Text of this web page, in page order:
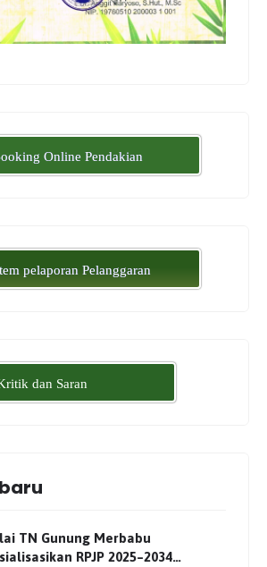
Online Pendakian
pelaporan Pelanggaran
dan Saran
TN Gunung Merbabu
RPJP 2025–2034